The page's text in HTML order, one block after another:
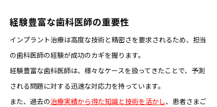
経験豊富な歯科医師の重要性
インプラント治療は高度な技術と精密さを要求されるため、担当
の歯科医師の経験が成功のカギを握ります。
経験豊富な歯科医師は、様々なケースを扱ってきたことで、予測
される問題に対する迅速な対応力を持っています。
また、過去の治療実績から得た知識と技術を活かし、患者さまご